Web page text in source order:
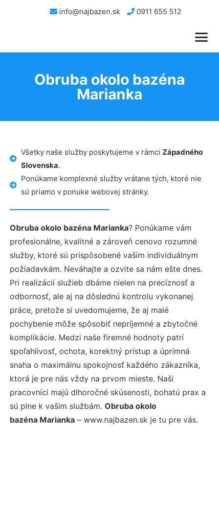
info@najbazen.sk 0911 655 512
Obruba okolo bazéna
Marianka
Všetky naše služby poskytujeme v rámci Západného
Slovenska.
Ponúkame komplexné služby vrátane tých, ktoré nie
sú priamo v ponuke webovej stránky.
Obruba okolo bazéna Marianka? Ponúkame vám
profesionálne, kvalitné a zároveň cenovo rozumné
služby, ktoré sú prispôsobené vašim individuálnym
požiadavkám. Neváhajte a ozvite sa nám ešte dnes.
Pri realizácií služieb dbáme nielen na precíznosť a
odbornosť, ale aj na dôslednú kontrolu vykonanej
práce, pretože si uvedomujeme, že aj malé
pochybenie môže spôsobiť nepríjemné a zbytočné
komplikácie. Medzi naše firemné hodnoty patrí
spoľahlivosť, ochota, korektný prístup a úprimná
snaha o maximálnu spokojnosť každého zákazníka,
ktorá je pre nás vždy na prvom mieste. Naši
pracovníci majú dlhoročné skúsenosti, bohatú prax a
sú plne k vašim službám. Obruba okolo
bazéna Marianka – www.najbazen.sk je tu pre vás.